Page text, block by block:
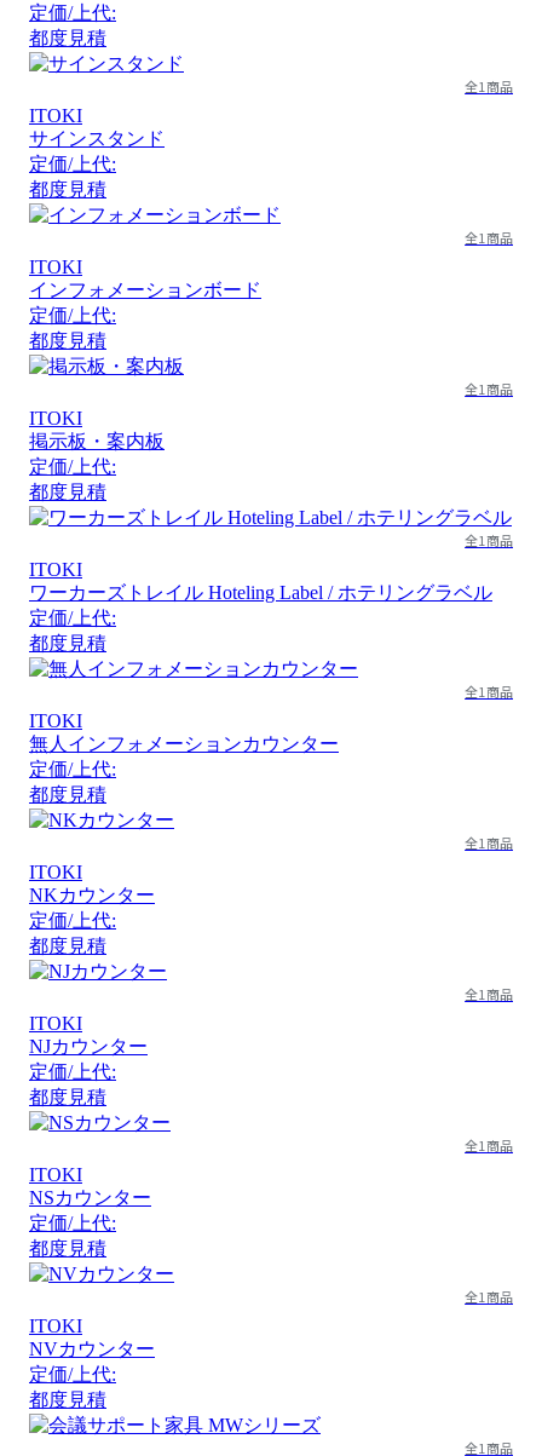
定価/上代:
都度見積
全1商品
ITOKI
サインスタンド
定価/上代:
都度見積
全1商品
ITOKI
インフォメーションボード
定価/上代:
都度見積
全1商品
ITOKI
掲示板・案内板
定価/上代:
都度見積
全1商品
ITOKI
ワーカーズトレイル Hoteling Label / ホテリングラベル
定価/上代:
都度見積
全1商品
ITOKI
無人インフォメーションカウンター
定価/上代:
都度見積
全1商品
ITOKI
NKカウンター
定価/上代:
都度見積
全1商品
ITOKI
NJカウンター
定価/上代:
都度見積
全1商品
ITOKI
NSカウンター
定価/上代:
都度見積
全1商品
ITOKI
NVカウンター
定価/上代:
都度見積
全1商品